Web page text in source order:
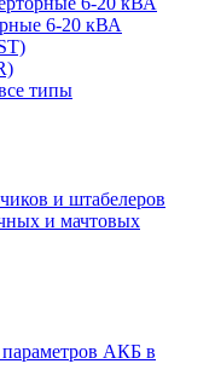
6-20 кВА
типы
и штабелеров
и мачтовых
АКБ в